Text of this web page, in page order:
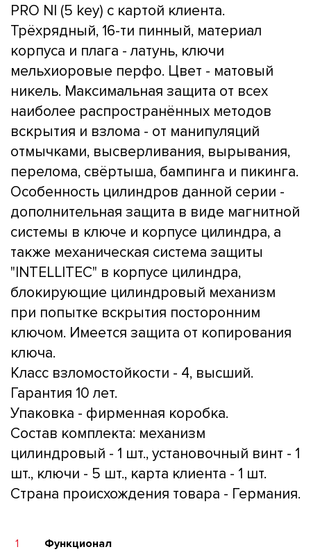
PRO NI (5 key) с картой клиента.
Трёхрядный, 16-ти пинный, материал
корпуса и плага - латунь, ключи
мельхиоровые перфо. Цвет - матовый
никель. Максимальная защита от всех
наиболее распространённых методов
вскрытия и взлома - от манипуляций
отмычками, высверливания, вырывания,
перелома, свёртыша, бампинга и пикинга.
Особенность цилиндров данной серии -
дополнительная защита в виде магнитной
системы в ключе и корпусе цилиндра, а
также механическая система защиты
"INTELLITEC" в корпусе цилиндра,
блокирующие цилиндровый механизм
при попытке вскрытия посторонним
ключом. Имеется защита от копирования
ключа.
Класс взломостойкости - 4, высший.
Гарантия 10 лет.
Упаковка - фирменная коробка.
Состав комплекта: механизм
цилиндровый - 1 шт., установочный винт - 1
шт., ключи - 5 шт., карта клиента - 1 шт.
Страна происхождения товара - Германия.
1
Функционал